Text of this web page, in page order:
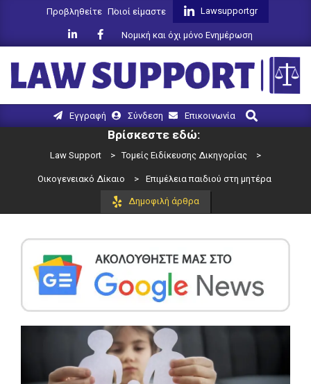
Προβληθείτε Ποιοί είμαστε Lawsupportgr
Νομική και όχι μόνο Ενημέρωση
LAW
SUPPORT
Navigation
Εγγραφή Σύνδεση Επικοινωνία
Search
Βρίσκεστε εδώ:
Law Support > Τομείς Ειδίκευσης Δικηγορίας >
Οικογενειακό Δίκαιο > Επιμέλεια παιδιού στη μητέρα
Δημοφιλή άρθρα